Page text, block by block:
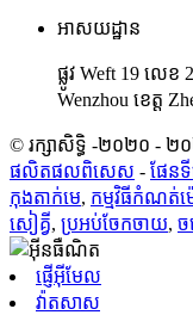
អាសយដ្ឋាន
ផ្លូវ Weft 19 លេ
Wenzhou ខេត្ត
© រក្សាសិទ្ធិ -២០២០ - ២០
ផលិតផលពិសេស - ផែន
កុងតាក់មេ, កម្មវិធីកំណត់
សៀគ្វី, ប្រអប់ចែកចាយ, ច
ផ្ញើអ៊ីមែល
វ៉ាតសាស